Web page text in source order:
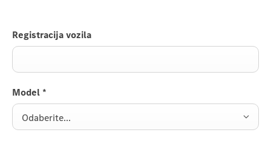
Registracija vozila
Model *
Odaberite...